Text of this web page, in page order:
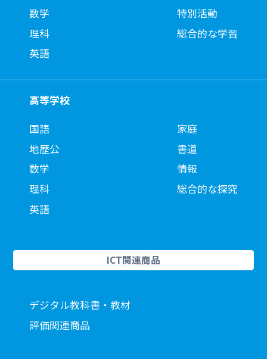
数学
理科
英語
特別活動
総合的な学習
高等学校
国語
地歴公
数学
理科
英語
家庭
書道
情報
総合的な探究
ICT関連商品
デジタル教科書・教材
評価関連商品